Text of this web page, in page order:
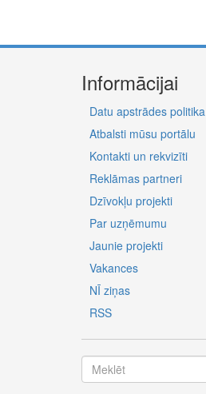
Informācijai
Datu apstrādes politika
Atbalsti mūsu portālu
Kontakti un rekvizīti
Reklāmas partneri
Dzīvokļu projekti
Par uzņēmumu
Jaunie projekti
Vakances
NĪ ziņas
RSS